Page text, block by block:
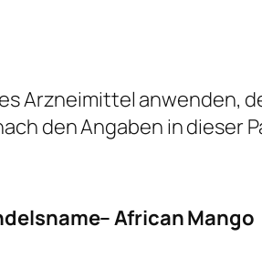
Arzneimittel anwenden,
den Angaben in dieser
African Mango